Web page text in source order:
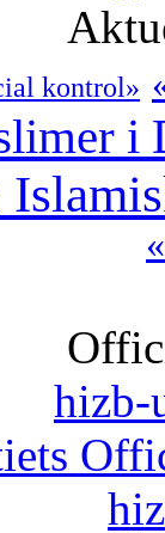
kontrol»
i
hizb-